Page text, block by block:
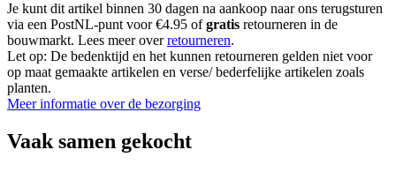
Je kunt dit artikel binnen 30 dagen na aankoop naar ons terugsturen
via een PostNL-punt voor €4.95 ofgratis retourneren in de
bouwmarkt. Lees meer overretourneren.
Let op: De bedenktijd en het kunnen retourneren gelden niet voor
op maat gemaakte artikelen en verse/ bederfelijke artikelen zoals
planten.
Meer informatie over de bezorging
Vaak samen gekocht